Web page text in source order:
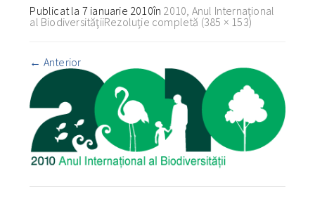
Publicat la 7 ianuarie 2010în 2010, Anul Internaţional
al BiodiversităţiiRezoluție completă (385 × 153)
← Anterior